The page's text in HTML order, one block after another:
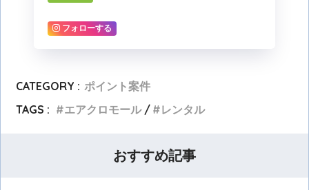
フォローする
CATEGORY : ポイント案件
TAGS :
エアクロモール レンタル
おすすめ記事